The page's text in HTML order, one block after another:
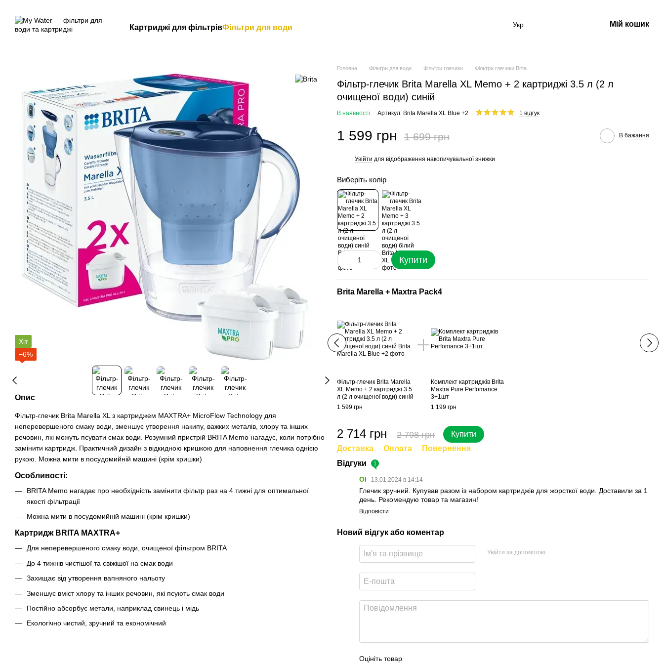
Картриджі для фільтрівФільтри для води Укр Мій кошик
Хіт
−6%
Опис
Фільтр-глечик Brita Marella XL з картриджем MAXTRA+ MicroFlow Technology для
неперевершеного смаку води, зменшує утворення накипу, важких металів, хлору та інших
речовин, які можуть псувати смак води. Розумний пристрій BRITA Memo нагадує, коли потрібно
замінити картридж. Практичний дизайн з відкидною кришкою для наповнення глечика однією
рукою. Можна мити в посудомийній машині (крім кришки)
Особливості:
BRITA Memo нагадає про необхідність замінити фільтр раз на 4 тижні для оптимальної
якості фільтрації
Можна мити в посудомийній машині (крім кришки)
Картридж BRITA MAXTRA+
Для неперевершеного смаку води, очищеної фільтром BRITA
До 4 тижнів чистішої та свіжішої на смак води
Захищає від утворення вапняного нальоту
Зменшує вміст хлору та інших речовин, які псують смак води
Постійно абсорбує метали, наприклад свинець і мідь
Екологічно чистий, зручний та економічний
Головна Фільтри для води Фільтри глечики Фільтри глечики Brita
Фільтр-глечик Brita Marella XL Memo + 2 картриджі 3.5 л (2 л
очищеної води) синій
В наявності Артикул: Brita Marella XL Blue +2 1 відгук
1 599 грн 1 699 грн В бажання
Увійти для відображення накопичувальної знижки
Виберіть колір
Купити
Brita Marella + Maxtra Pack4
Фільтр-глечик Brita Marella
XL Memo + 2 картриджі 3.5
л (2 л очищеної води) синій
1 599 грн
Комплект картриджів Brita
Maxtra Pure Perfomance
3+1шт
1 199 грн
2 714 грн 2 798 грн Купити
Доставка Оплата
Повернення
Відгуки
1
Ol 13.01.2024 в 14:14
Глечик зручний. Купував разом із набором картриджів для жорсткої води. Доставили за 1
день. Рекомендую товар та магазин!
Відповісти
Новий відгук або коментар
Увійти за допомогою
Оцініть товар